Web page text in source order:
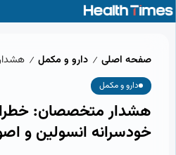
صفحه اصلی / دارو و مکمل / هشدار
دارو و مکمل
هشدار متخصصان:
خودسرانه انسولین و